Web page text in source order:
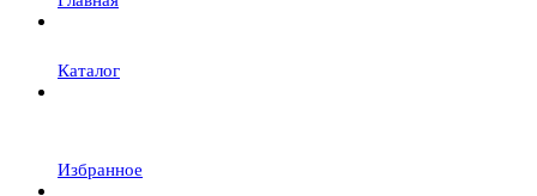
Каталог
Избранное